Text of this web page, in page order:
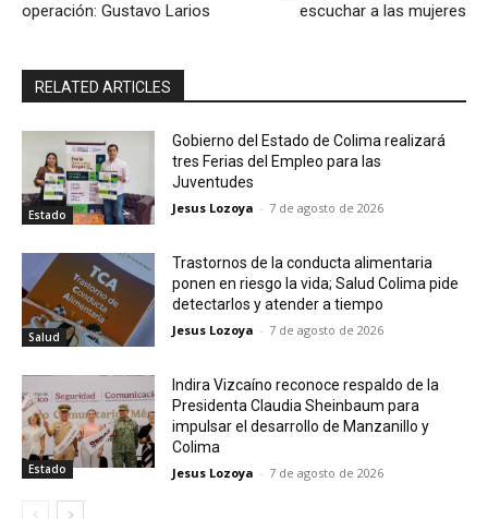
operación: Gustavo Larios
escuchar a las mujeres
RELATED ARTICLES
Estado
Gobierno del Estado de Colima realizará
tres Ferias del Empleo para las
Juventudes
Jesus Lozoya - 7 de agosto de 2026
Salud
Trastornos de la conducta alimentaria
ponen en riesgo la vida; Salud Colima pide
detectarlos y atender a tiempo
Jesus Lozoya - 7 de agosto de 2026
Estado
Indira Vizcaíno reconoce respaldo de la
Presidenta Claudia Sheinbaum para
impulsar el desarrollo de Manzanillo y
Colima
Jesus Lozoya - 7 de agosto de 2026